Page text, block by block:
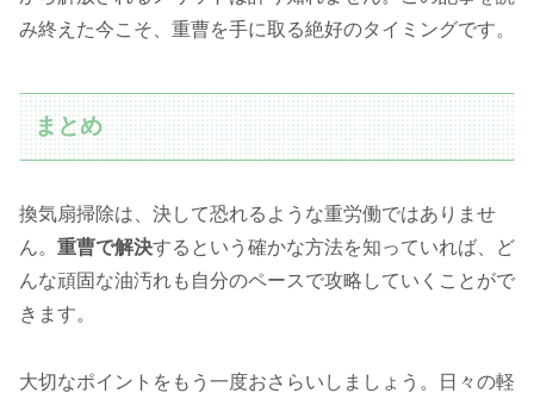
み終えた今こそ、重曹を手に取る絶好のタイミングです。
まとめ
換気扇掃除は、決して恐れるような重労働ではありませ
ん。 重曹で解決するという確かな方法を知っていれば、ど
んな頑固な油汚れも自分のペースで攻略していくことがで
きます。
大切なポイントをもう一度おさらいしましょう。日々の軽